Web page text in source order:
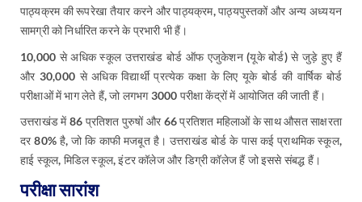
पाठ्यक्रम की रूपरेखा तैयार करने और पाठ्यक्रम, पाठ्यपुस्तकों और अन्य अध्ययन
सामग्री को निर्धारित करने के प्रभारी भी हैं।
10,000 से अधिक स्कूल उत्तराखंड बोर्ड ऑफ एजुकेशन (यूके बोर्ड) से जुड़े हुए हैं
और 30,000 से अधिक विद्यार्थी प्रत्येक कक्षा के लिए यूके बोर्ड की वार्षिक बोर्ड
परीक्षाओं में भाग लेते हैं, जो लगभग 3000 परीक्षा केंद्रों में आयोजित की जाती हैं।
उत्तराखंड में 86 प्रतिशत पुरुषों और 66 प्रतिशत महिलाओं के साथ औसत साक्षरता
दर 80% है, जो कि काफी मजबूत है। उत्तराखंड बोर्ड के पास कई प्राथमिक स्कूल,
हाई स्कूल, मिडिल स्कूल, इंटर कॉलेज और डिग्री कॉलेज हैं जो इससे संबद्ध हैं।
परीक्षा सारांश